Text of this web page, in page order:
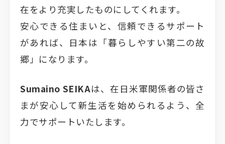
在をより充実したものにしてくれます。
安心できる住まいと、信頼できるサポート
があれば、日本は「暮らしやすい第二の故
郷」になります。
Sumaino SEIKAは、在日米軍関係者の皆さ
まが安心して新生活を始められるよう、全
力でサポートいたします。